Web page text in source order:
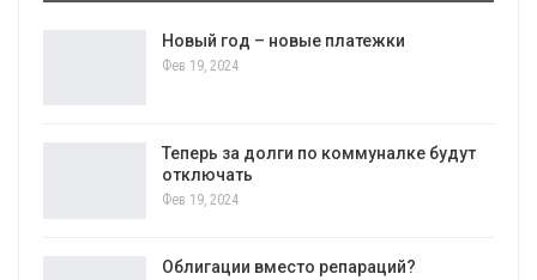
Новый год – новые платежки
Фев 19, 2024
Теперь за долги по коммуналке будут
отключать
Фев 19, 2024
Облигации вместо репараций?